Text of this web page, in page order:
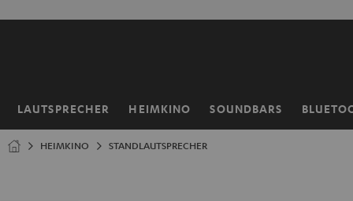
LAUTSPRECHER HEIMKINO SOUNDBARS
Startseite
HEIMKINO STANDLAUTSPRECHER